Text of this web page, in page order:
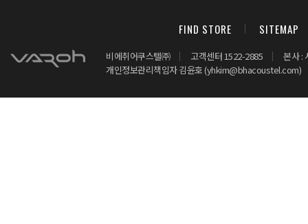
FIND STORE SITEMAP
비에취어쿠스텔㈜ 고객센터 1522-2885
본사 :
개인정보관리책임자 김윤호 (yhkim@bhacoustel.com)